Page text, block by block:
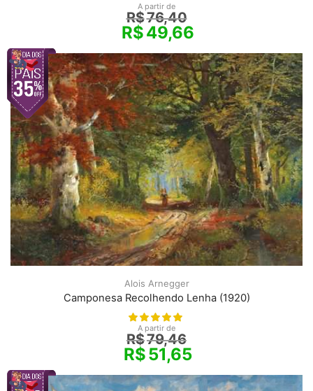
A partir de
R$76,40
R$49,66
Alois Arnegger
Camponesa Recolhendo Lenha (1920)
A partir de
R$79,46
R$51,65